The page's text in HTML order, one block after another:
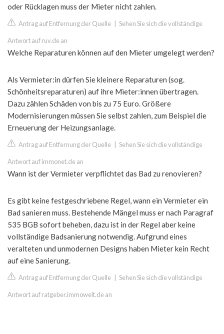
oder Rücklagen muss der Mieter nicht zahlen.
Antrag auf Entfernung der Quelle Sehen Sie sich die vollständige
Antwort auf ruv.de an
Welche Reparaturen können auf den Mieter umgelegt werden?
Als Vermieter:in dürfen Sie kleinere Reparaturen (sog.
Schönheitsreparaturen) auf ihre Mieter:innen übertragen.
Dazu zählen Schäden von bis zu 75 Euro. Größere
Modernisierungen müssen Sie selbst zahlen, zum Beispiel die
Erneuerung der Heizungsanlage.
Antrag auf Entfernung der Quelle Sehen Sie sich die vollständige
Antwort auf immonet.de an
Wann ist der Vermieter verpflichtet das Bad zu renovieren?
Es gibt keine festgeschriebene Regel, wann ein Vermieter ein
Bad sanieren muss. Bestehende Mängel muss er nach Paragraf
535 BGB sofort beheben, dazu ist in der Regel aber keine
vollständige Badsanierung notwendig. Aufgrund eines
veralteten und unmodernen Designs haben Mieter kein Recht
auf eine Sanierung.
Antrag auf Entfernung der Quelle Sehen Sie sich die vollständige
Antwort auf ratgeber.immowelt.de an